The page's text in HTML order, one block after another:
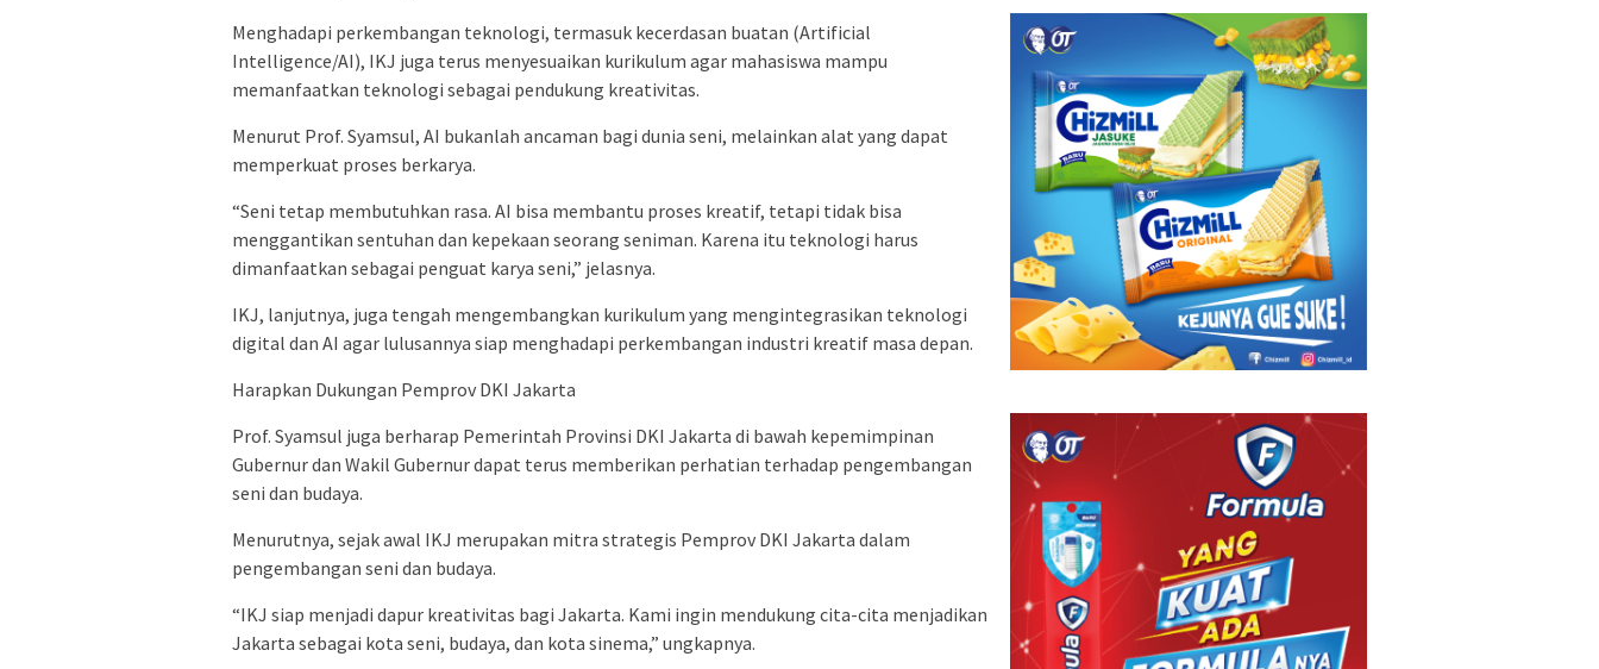
Menghadapi perkembangan teknologi, termasuk kecerdasan buatan (Artificial
Intelligence/AI), IKJ juga terus menyesuaikan kurikulum agar mahasiswa mampu
memanfaatkan teknologi sebagai pendukung kreativitas.
Menurut Prof. Syamsul, AI bukanlah ancaman bagi dunia seni, melainkan alat yang dapat
memperkuat proses berkarya.
“Seni tetap membutuhkan rasa. AI bisa membantu proses kreatif, tetapi tidak bisa
menggantikan sentuhan dan kepekaan seorang seniman. Karena itu teknologi harus
dimanfaatkan sebagai penguat karya seni,” jelasnya.
IKJ, lanjutnya, juga tengah mengembangkan kurikulum yang mengintegrasikan teknologi
digital dan AI agar lulusannya siap menghadapi perkembangan industri kreatif masa depan.
Harapkan Dukungan Pemprov DKI Jakarta
Prof. Syamsul juga berharap Pemerintah Provinsi DKI Jakarta di bawah kepemimpinan
Gubernur dan Wakil Gubernur dapat terus memberikan perhatian terhadap pengembangan
seni dan budaya.
Menurutnya, sejak awal IKJ merupakan mitra strategis Pemprov DKI Jakarta dalam
pengembangan seni dan budaya.
“IKJ siap menjadi dapur kreativitas bagi Jakarta. Kami ingin mendukung cita-cita menjadikan
Jakarta sebagai kota seni, budaya, dan kota sinema,” ungkapnya.